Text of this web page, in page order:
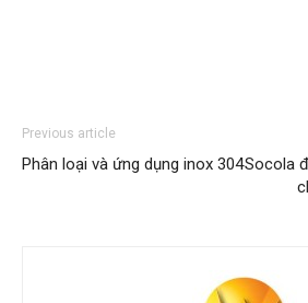
Previous article
Phân loại và ứng dụng inox 304Socola